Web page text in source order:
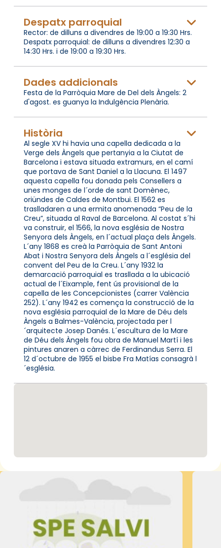
Despatx parroquial
Rector: de dilluns a divendres de 19:00 a 19:30 Hrs.
Despatx parroquial: de dilluns a divendres 12:30 a
14:30 Hrs. i de 19:00 a 19:30 Hrs.
Dades addicionals
Festa de la Parròquia Mare de Del dels Àngels: 2
d'agost. es guanya la Indulgència Plenària.
Història
Al segle XV hi havia una capella dedicada a la
Verge dels Àngels que pertanyia a la Ciutat de
Barcelona i estava situada extramurs, en el camí
que portava de Sant Daniel a la Llacuna. El 1497
aquesta capella fou donada pels Consellers a
unes monges de l´orde de sant Domènec,
oriündes de Caldes de Montbui. El 1562 es
traslladaren a una ermita anomenada “Peu de la
Creu”, situada al Raval de Barcelona. Al costat s´hi
va construir, el 1566, la nova església de Nostra
Senyora dels Àngels, en l´actual plaça dels Àngels.
L´any 1868 es creà la Parròquia de Sant Antoni
Abat i Nostra Senyora dels Àngels a l´església del
convent del Peu de la Creu. L´any 1932 la
demarcació parroquial es trasllada a la ubicació
actual de l´Eixample, fent ús provisional de la
capella de les Concepcionistes (carrer València
252). L´any 1942 es comença la construcció de la
nova església parroquial de la Mare de Déu dels
Àngels a Balmes-València, projectada per l
´arquitecte Josep Danés. L´escultura de la Mare
de Déu dels Àngels fou obra de Manuel Martí i les
pintures anaren a càrrec de Ferdinandus Serra. El
12 d´octubre de 1955 el bisbe Fra Matías consagrà l
´església.